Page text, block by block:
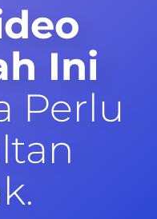
Ini
Perlu